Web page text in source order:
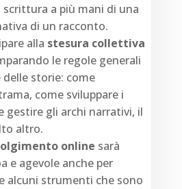
scrittura a più mani di una
di un racconto.
alla stesura collettiva
le regole generali
storie: come
come sviluppare i
gestire gli archi narrativi, il
altro.
online sarà
e agevole anche per
alcuni strumenti che sono